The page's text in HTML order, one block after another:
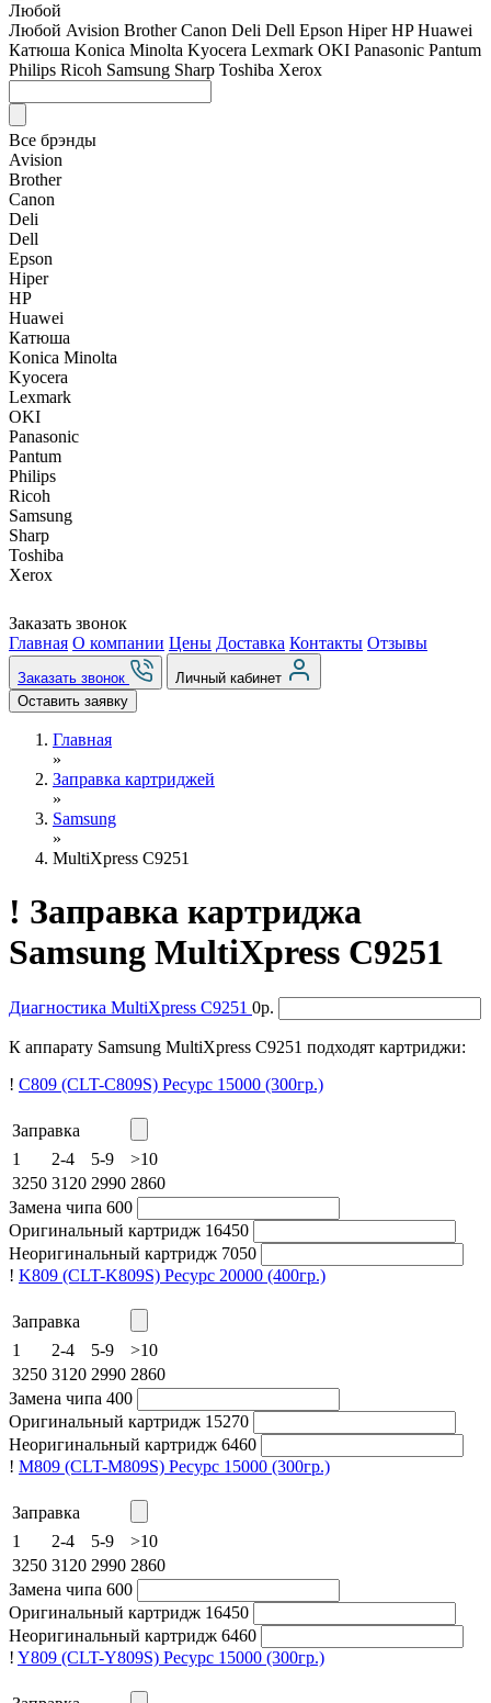
Любой
Любой Avision Brother Canon Deli Dell Epson Hiper HP Huawei
Катюша Konica Minolta Kyocera Lexmark OKI Panasonic Pantum
Philips Ricoh Samsung Sharp Toshiba Xerox
Все брэнды
Avision
Brother
Canon
Deli
Dell
Epson
Hiper
HP
Huawei
Катюша
Konica Minolta
Kyocera
Lexmark
OKI
Panasonic
Pantum
Philips
Ricoh
Samsung
Sharp
Toshiba
Xerox
Заказать звонок
Главная О компании Цены Доставка Контакты Отзывы
Заказать звонок
Личный кабинет
Оставить заявку
Главная
»
Заправка картриджей
»
Samsung
»
MultiXpress C9251
! Заправка картриджа
Samsung MultiXpress C9251
Диагностика MultiXpress C9251 0р.
К аппарату Samsung MultiXpress C9251 подходят картриджи:
! C809 (CLT-C809S) Ресурс 15000 (300гр.)
Заправка
1
2-4 5-9
>10
3250 3120 2990 2860
Замена чипа 600
Оригинальный картридж 16450
Неоригинальный картридж 7050
! K809 (CLT-K809S) Ресурс 20000 (400гр.)
Заправка
1
2-4 5-9
>10
3250 3120 2990 2860
Замена чипа 400
Оригинальный картридж 15270
Неоригинальный картридж 6460
! M809 (CLT-M809S) Ресурс 15000 (300гр.)
Заправка
1
2-4 5-9
>10
3250 3120 2990 2860
Замена чипа 600
Оригинальный картридж 16450
Неоригинальный картридж 6460
! Y809 (CLT-Y809S) Ресурс 15000 (300гр.)